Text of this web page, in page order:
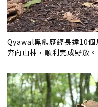
Qyawal黑熊歷經長達10
奔向山林，順利完成野放